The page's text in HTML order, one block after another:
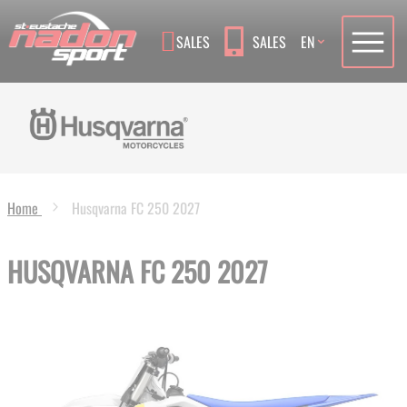
SALES SALES Language
EN
Home Husqvarna FC 250 2027
HUSQVARNA FC 250 2027